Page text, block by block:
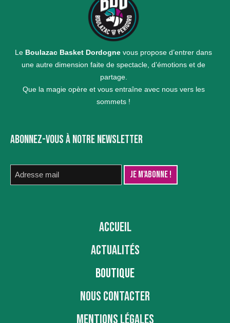
Le Boulazac Basket Dordogne vous propose d’entrer dans
une autre dimension faite de spectacle, d’émotions et de
partage.
Que la magie opère et vous entraîne avec nous vers les
sommets !
ABONNEZ-VOUS À NOTRE NEWSLETTER
ACCUEIL
ACTUALITÉS
BOUTIQUE
NOUS CONTACTER
MENTIONS LÉGALES